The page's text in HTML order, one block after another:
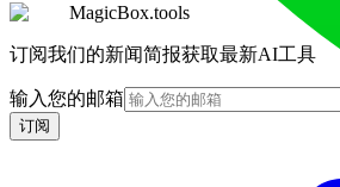
MagicBox.tools
订阅我们的新闻简报获取最新AI工具
输入您的邮箱
订阅